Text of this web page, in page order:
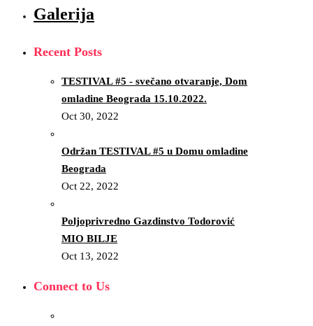
Galerija
Recent Posts
TESTIVAL #5 - svečano otvaranje, Dom
omladine Beograda 15.10.2022.
Oct 30, 2022
Održan TESTIVAL #5 u Domu omladine
Beograda
Oct 22, 2022
Poljoprivredno Gazdinstvo Todorović
MIO BILJE
Oct 13, 2022
Connect to Us